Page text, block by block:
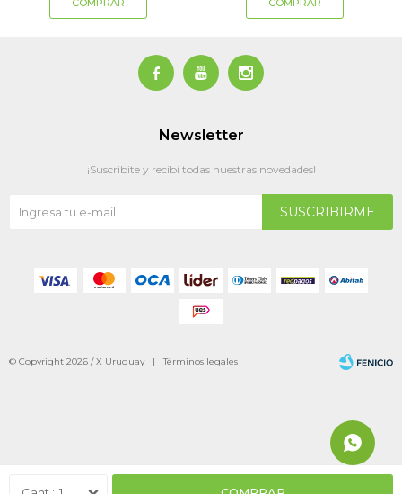
  
Newsletter
¡Suscribite y recibí todas nuestras novedades!
SUSCRIBIRME
© Copyright 2026 / X Uruguay |Términos legales